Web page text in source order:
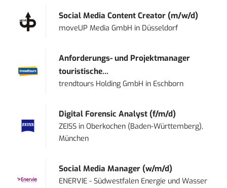
Social Media Content Creator (m/w/d)
moveUP Media GmbH in Düsseldorf
Anforderungs- und Projektmanager
touristische...
trendtours Holding GmbH in Eschborn
Digital Forensic Analyst (f/m/d)
ZEISS inOberkochen (Baden-Württemberg),
München
Social Media Manager (w/m/d)
ENERVIE - Südwestfalen Energie und Wasser